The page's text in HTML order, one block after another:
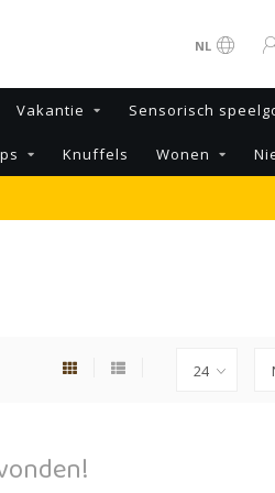
NL
Vakantie Sensorisch
Knuffels Wonen